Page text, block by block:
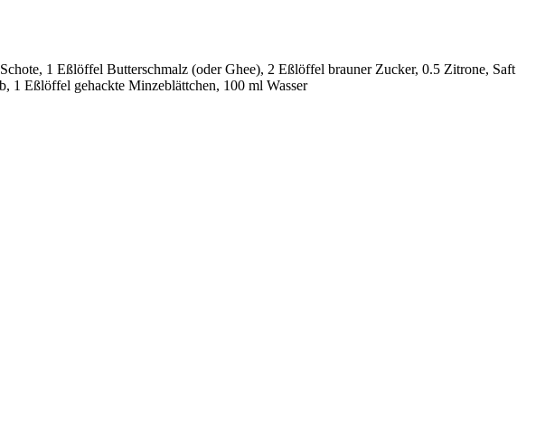
1 Eßlöffel Butterschmalz (oder Ghee), 2 Eßlöffel brauner Zucker, 0.5 Zitrone, Saft
1 Eßlöffel gehackte Minzeblättchen, 100 ml Wasser